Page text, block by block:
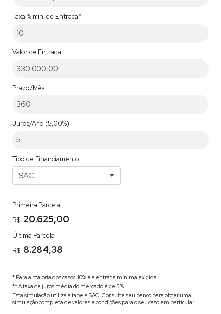
Taxa % min. de Entrada*
Valor de Entrada
Prazo/Mês
Juros/Ano (5,00%)
Tipo de Financiamento
SAC
Primeira Parcela
R$ 20.625,00
Última Parcela
R$ 8.284,38
* Para a maioria dos casos, 10% é a entrada mínima exigida.
** A taxa de juros média do mercado é de 5%.
Esta simulação utiliza a tabela SAC. Consulte seu banco para obter uma
simulação completa de valores e condições para o seu caso em particular.